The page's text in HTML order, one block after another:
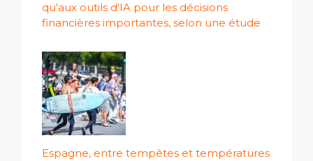
qu'aux outils d'IA pour les décisions
financières importantes, selon une étude
Espagne, entre tempêtes et températures